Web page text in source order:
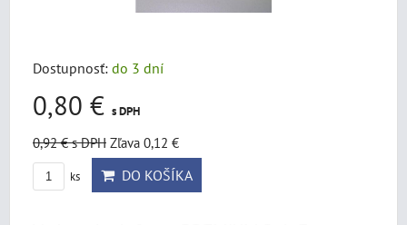
Dostupnosť: do 3 dní
0,80 € s DPH
0,92 €s DPH Zľava 0,12 €
ks DO KOŠÍKA